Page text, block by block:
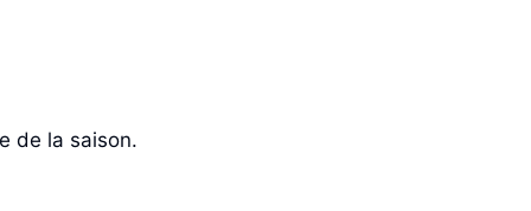
de la saison.